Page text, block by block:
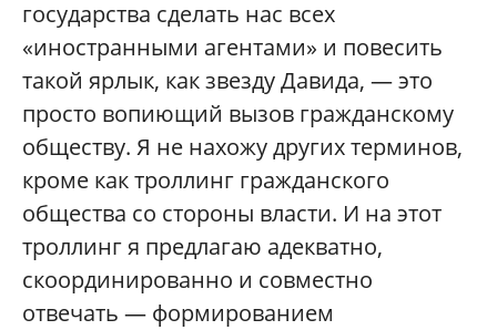
государства сделать нас всех
«иностранными агентами» и повесить
такой ярлык, как звезду Давида, — это
просто вопиющий вызов гражданскому
обществу. Я не нахожу других терминов,
кроме как троллинг гражданского
общества со стороны власти. И на этот
троллинг я предлагаю адекватно,
скоординированно и совместно
отвечать — формированием